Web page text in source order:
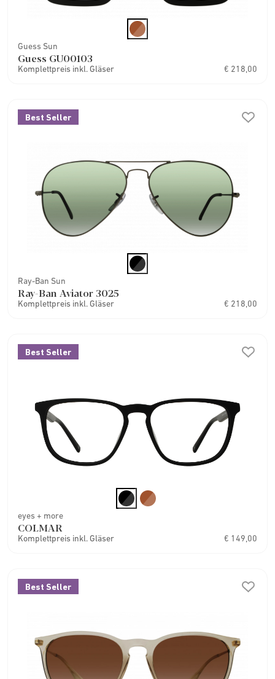
Guess Sun
Guess GU00103
Komplettpreis inkl. Gläser € 218,00
Best Seller
Ray-Ban Sun
Ray-Ban Aviator 3025
Komplettpreis inkl. Gläser € 218,00
Best Seller
eyes + more
COLMAR
Komplettpreis inkl. Gläser € 149,00
Best Seller